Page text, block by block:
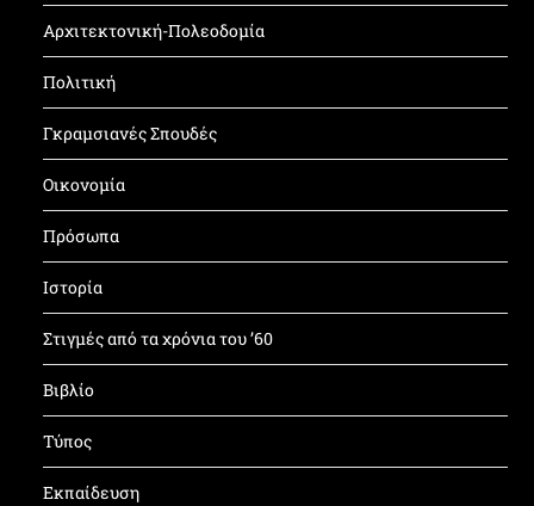
Αρχιτεκτονική-Πολεοδομία
Πολιτική
Γκραμσιανές Σπουδές
Οικονομία
Πρόσωπα
Ιστορία
Στιγμές από τα χρόνια του ’60
Βιβλίο
Τύπος
Εκπαίδευση